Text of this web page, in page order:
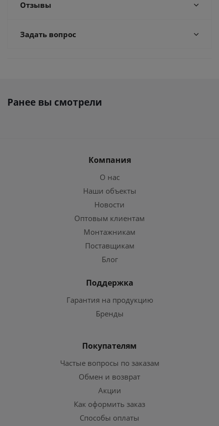
Отзывы
Задать вопрос
Ранее вы смотрели
Компания
О нас
Наши объекты
Новости
Оптовым клиентам
Монтажникам
Поставщикам
Блог
Поддержка
Гарантия на продукцию
Бренды
Покупателям
Частые вопросы по заказам
Обмен и возврат
Акции
Как оформить заказ
Способы оплаты